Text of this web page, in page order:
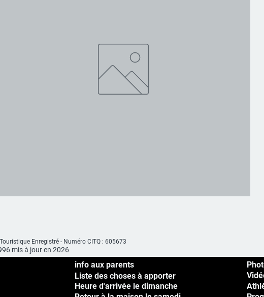
Touristique Enregistré - Numéro CITQ : 605673
mis à jour en 2026
info aux parents
Liste des choses à apporter
Heure d'arrivée le dimanche